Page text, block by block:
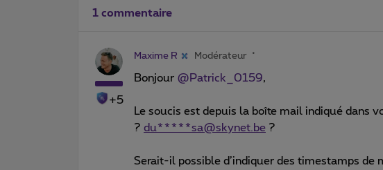
1 commentaire
+5
Maxime R Modérateur
Bonjour ​ @Patrick_0159,
Le soucis est depuis la boîte mail indiqué dans
? du*****sa@skynet.be ?
Serait-il possible d’indiquer des timestamps de